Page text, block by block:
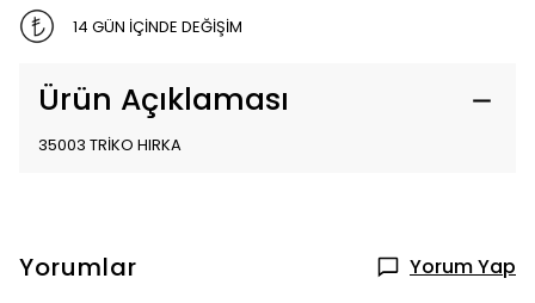
14 GÜN İÇİNDE DEĞİŞİM
Ürün Açıklaması
35003 TRİKO HIRKA
Yorumlar Yorum Yap